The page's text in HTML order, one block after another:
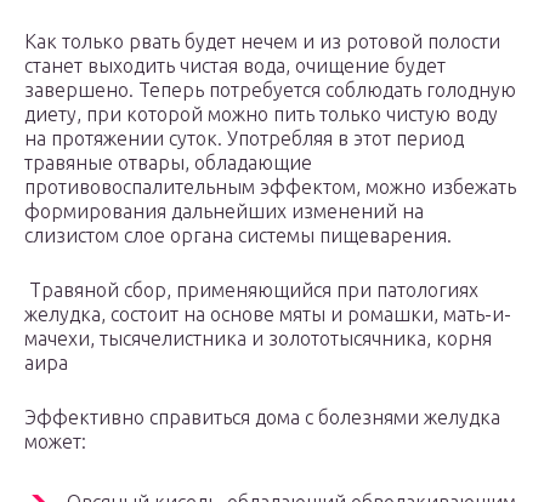
Как только рвать будет нечем и из ротовой полости
станет выходить чистая вода, очищение будет
завершено. Теперь потребуется соблюдать голодную
диету, при которой можно пить только чистую воду
на протяжении суток. Употребляя в этот период
травяные отвары, обладающие
противовоспалительным эффектом, можно избежать
формирования дальнейших изменений на
слизистом слое органа системы пищеварения.
Травяной сбор, применяющийся при патологиях
желудка, состоит на основе мяты и ромашки, мать-и-
мачехи, тысячелистника и золототысячника, корня
аира
Эффективно справиться дома с болезнями желудка
может: